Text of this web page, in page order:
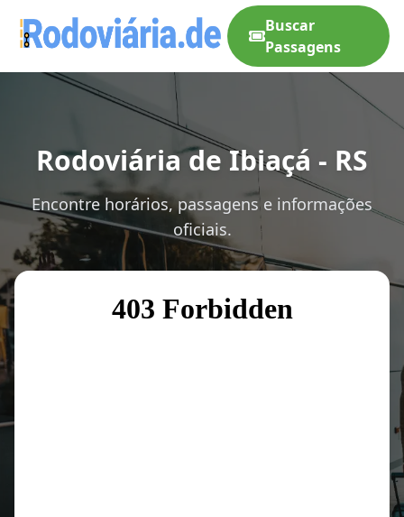
Buscar
Passagens
Rodoviária de Ibiaçá - RS
Encontre horários, passagens e informações
oficiais.